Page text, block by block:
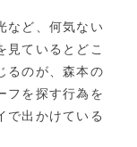
など、何気ない
見ているとどこ
るのが、森本の
フを探す行為を
で出かけている